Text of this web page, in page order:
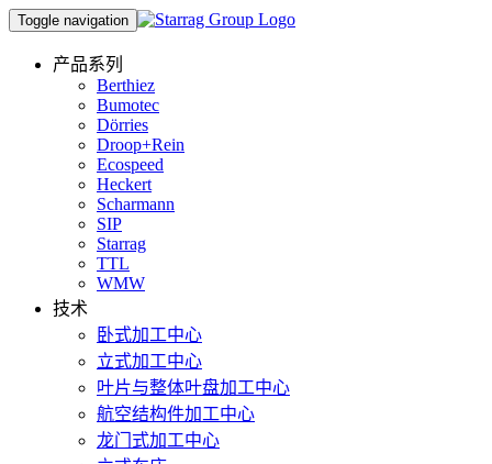
Toggle navigation
产品系列
Berthiez
Bumotec
Dörries
Droop+Rein
Ecospeed
Heckert
Scharmann
SIP
Starrag
TTL
WMW
技术
卧式加工中心
立式加工中心
叶片与整体叶盘加工中心
航空结构件加工中心
龙门式加工中心